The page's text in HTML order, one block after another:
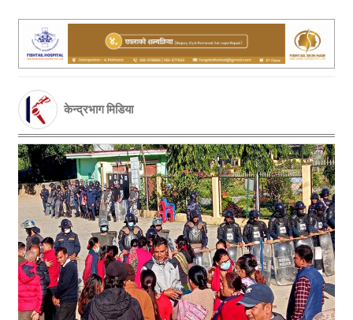
केन्द्रभाग मिडिया